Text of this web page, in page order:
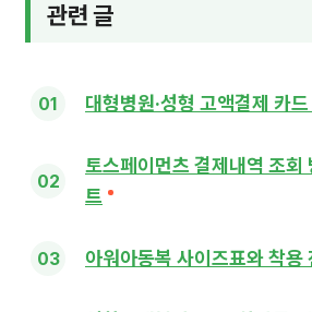
관련 글
대형병원·성형 고액결제 카
토스페이먼츠 결제내역 조회
트
아워아동복 사이즈표와 착용